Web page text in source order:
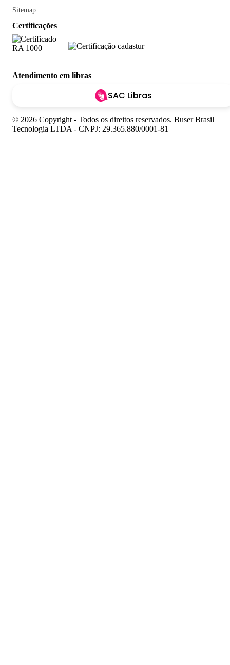
Sitemap
Certificações
Atendimento em libras
SAC Libras
© 2026 Copyright - Todos os direitos reservados. Buser Brasil
Tecnologia LTDA - CNPJ: 29.365.880/0001-81